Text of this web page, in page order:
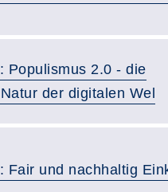
Populismus 2.0 - die
der digitalen Wel
Fair und nachhaltig